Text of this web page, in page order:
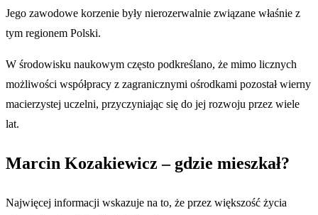
Jego zawodowe korzenie były nierozerwalnie związane właśnie z
tym regionem Polski.
W środowisku naukowym często podkreślano, że mimo licznych
możliwości współpracy z zagranicznymi ośrodkami pozostał wierny
macierzystej uczelni, przyczyniając się do jej rozwoju przez wiele
lat.
Marcin Kozakiewicz – gdzie mieszkał?
Najwięcej informacji wskazuje na to, że przez większość życia